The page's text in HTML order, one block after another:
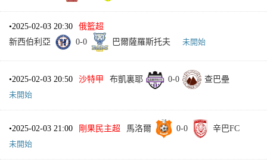
•2025-02-03 20:30
俄籃超
新西伯利亞
0-0 巴爾薩羅斯托夫 未開始
•2025-02-03 20:50 沙特甲 布凱裏耶 0-0
查巴壘
未開始
•2025-02-03 21:00 剛果民主超 馬洛爾 0-0
辛巴FC
未開始